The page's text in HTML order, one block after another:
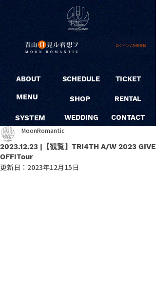
ログイン / 新規登録
ABOUT
MENU
SYSTEM
SCHEDULE
SHOP
WEDDING
TICKET
RENTAL
CONTACT
2023.12.23 |【観覧】TRI4TH A/W 2023 GIVE
OFF!Tour
MoonRomantic
更新日： 2023年12月15日